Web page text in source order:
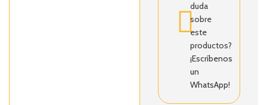
duda
sobre
este
productos?
¡Escríbenos
un
WhatsApp!